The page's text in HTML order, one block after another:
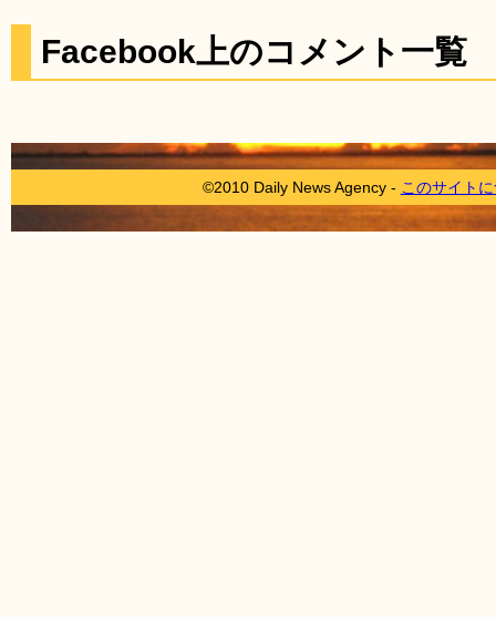
Facebook上のコメント一覧
©2010 Daily News Agency - このサイト